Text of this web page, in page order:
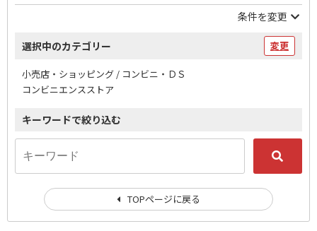
条件を変更
選択中のカテゴリー 変更
小売店・ショッピング / コンビニ・ＤＳ
コンビニエンスストア
キーワードで絞り込む
TOPページに戻る